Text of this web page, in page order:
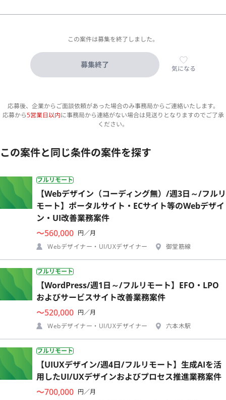
この案件は募集を終了しました。
募集終了 気になる
応募後、企業からご面談依頼があった場合のみ事務局からご連絡いたします。
応募から5営業日以内に事務局から連絡がない場合は見送りとなりますのでご了承
ください。
この案件と同じ条件の案件を探す
フルリモート
【Webデザイン（コーディング無）/週3日～/フルリ
モート】ポータルサイト・ECサイト等のWebデザイ
ン・UI改善業務案件
〜560,000 円／月
Webデザイナー・UI/UXデザイナー
御堂筋線
フルリモート
【WordPress/週1日～/フルリモート】EFO・LPO
およびサービスサイト改善業務案件
〜520,000 円／月
Webデザイナー・UI/UXデザイナー
六本木駅
フルリモート
【UIUXデザイン/週4日/フルリモート】生成AIを活
用したUI/UXデザインおよびプロセス推進業務案件
〜700,000 円／月